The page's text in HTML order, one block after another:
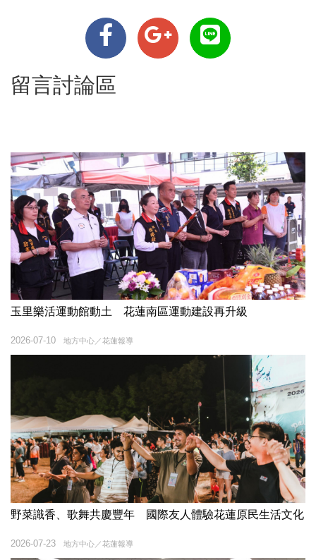
留言討論區
玉里樂活運動館動土 花蓮南區運動建設再升級
地方中心／花蓮報導
2026-07-10
野菜識香、歌舞共慶豐年 國際友人體驗花蓮原民生活文化
地方中心／花蓮報導
2026-07-23